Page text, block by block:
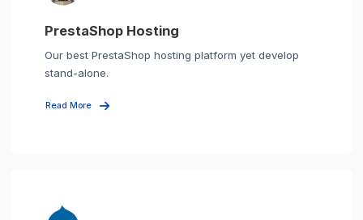
PrestaShop Hosting
Our best PrestaShop hosting platform yet develop
stand-alone.
Read More